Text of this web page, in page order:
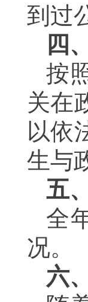
到过
四
按
关在
以依
生与
五
全
况。
六